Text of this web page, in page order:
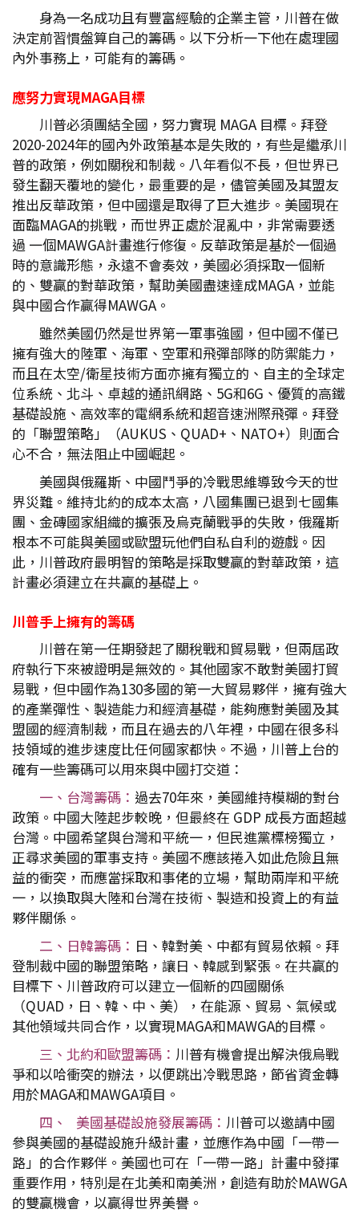
身為一名成功且有豐富經驗的企業主管，川普在做
決定前習慣盤算自己的籌碼。以下分析一下他在處理國
內外事務上，可能有的籌碼。
應努力實現MAGA目標
川普必須團結全國，努力實現 MAGA 目標。拜登
2020-2024年的國內外政策基本是失敗的，有些是繼承川
普的政策，例如關稅和制裁。八年看似不長，但世界已
發生翻天覆地的變化，最重要的是，儘管美國及其盟友
推出反華政策，但中國還是取得了巨大進步。美國現在
面臨MAGA的挑戰，而世界正處於混亂中，非常需要透
過 一個MAWGA計畫進行修復。反華政策是基於一個過
時的意識形態，永遠不會奏效，美國必須採取一個新
的、雙贏的對華政策，幫助美國盡速達成MAGA，並能
與中國合作贏得MAWGA。
雖然美國仍然是世界第一軍事強國，但中國不僅已
擁有強大的陸軍、海軍、空軍和飛彈部隊的防禦能力，
而且在太空/衛星技術方面亦擁有獨立的、自主的全球定
位系統、北斗、卓越的通訊網路、5G和6G、優質的高鐵
基礎設施、高效率的電網系統和超音速洲際飛彈。拜登
的「聯盟策略」（AUKUS、QUAD+、NATO+）則面合
心不合，無法阻止中國崛起。
美國與俄羅斯、中國鬥爭的冷戰思維導致今天的世
界災難。維持北約的成本太高，八國集團已退到七國集
團、金磚國家組織的擴張及烏克蘭戰爭的失敗，俄羅斯
根本不可能與美國或歐盟玩他們自私自利的遊戲。因
此，川普政府最明智的策略是採取雙贏的對華政策，這
計畫必須建立在共贏的基礎上。
川普手上擁有的籌碼
川普在第一任期發起了關稅戰和貿易戰，但兩屆政
府執行下來被證明是無效的。其他國家不敢對美國打貿
易戰，但中國作為130多國的第一大貿易夥伴，擁有強大
的產業彈性、製造能力和經濟基礎，能夠應對美國及其
盟國的經濟制裁，而且在過去的八年裡，中國在很多科
技領域的進步速度比任何國家都快。不過，川普上台的
確有一些籌碼可以用來與中國打交道：
一、台灣籌碼： 過去70年來，美國維持模糊的對台
政策。中國大陸起步較晚，但最終在 GDP 成長方面超越
台灣。中國希望與台灣和平統一，但民進黨標榜獨立，
正尋求美國的軍事支持。美國不應該捲入如此危險且無
益的衝突，而應當採取和事佬的立場，幫助兩岸和平統
一，以換取與大陸和台灣在技術、製造和投資上的有益
夥伴關係。
二、日韓籌碼： 日、韓對美、中都有貿易依賴。拜
登制裁中國的聯盟策略，讓日、韓感到緊張。在共贏的
目標下、川普政府可以建立一個新的四國關係
（QUAD，日、韓、中、美），在能源、貿易、氣候或
其他領域共同合作，以實現MAGA和MAWGA的目標。
三、北約和歐盟籌碼： 川普有機會提出解決俄烏戰
爭和以哈衝突的辦法，以便跳出冷戰思路，節省資金轉
用於MAGA和MAWGA項目。
四、 美國基礎設施發展籌碼： 川普可以邀請中國
參與美國的基礎設施升級計畫，並應作為中國「一帶一
路」的合作夥伴。美國也可在「一帶一路」計畫中發揮
重要作用，特別是在北美和南美洲，創造有助於MAWGA
的雙贏機會，以贏得世界美譽。